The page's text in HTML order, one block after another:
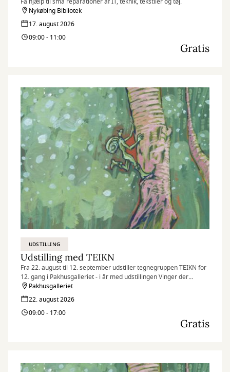
Nykøbing Bibliotek
17. august 2026
09:00 - 11:00
Gratis
UDSTILLING
Udstilling med TEIKN
Fra 22. august til 12. september udstiller tegnegruppen TEIKN for
12. gang i Pakhusgalleriet - i år med udstillingen Vinger der
bestøver.
Pakhusgalleriet
22. august 2026
09:00 - 17:00
Gratis